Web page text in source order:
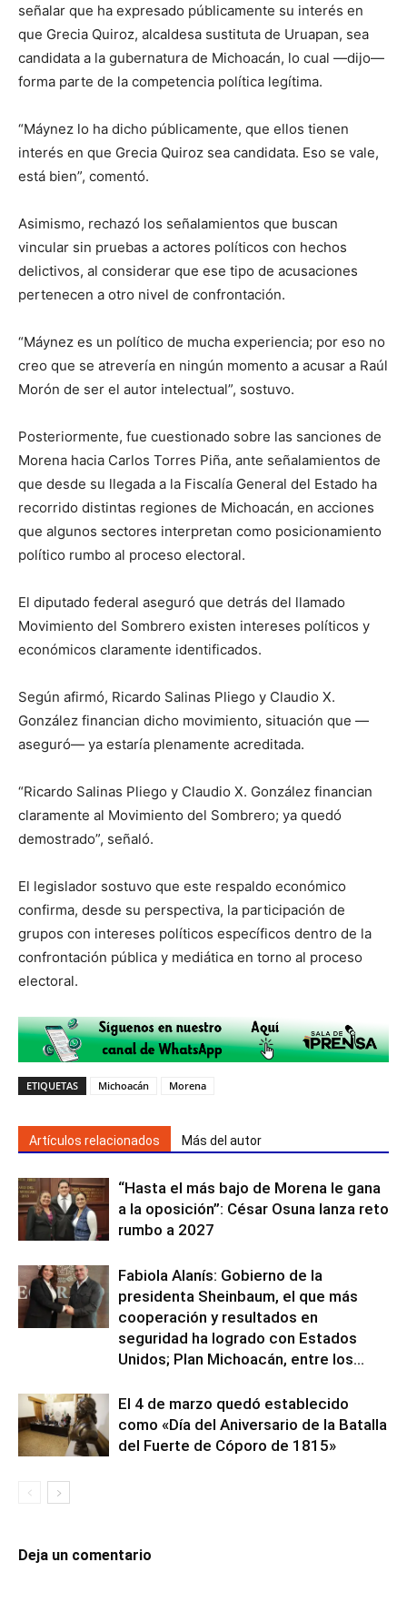
señalar que ha expresado públicamente su interés en
que Grecia Quiroz, alcaldesa sustituta de Uruapan, sea
candidata a la gubernatura de Michoacán, lo cual —dijo—
forma parte de la competencia política legítima.
“Máynez lo ha dicho públicamente, que ellos tienen
interés en que Grecia Quiroz sea candidata. Eso se vale,
está bien”, comentó.
Asimismo, rechazó los señalamientos que buscan
vincular sin pruebas a actores políticos con hechos
delictivos, al considerar que ese tipo de acusaciones
pertenecen a otro nivel de confrontación.
“Máynez es un político de mucha experiencia; por eso no
creo que se atrevería en ningún momento a acusar a Raúl
Morón de ser el autor intelectual”, sostuvo.
Posteriormente, fue cuestionado sobre las sanciones de
Morena hacia Carlos Torres Piña, ante señalamientos de
que desde su llegada a la Fiscalía General del Estado ha
recorrido distintas regiones de Michoacán, en acciones
que algunos sectores interpretan como posicionamiento
político rumbo al proceso electoral.
El diputado federal aseguró que detrás del llamado
Movimiento del Sombrero existen intereses políticos y
económicos claramente identificados.
Según afirmó, Ricardo Salinas Pliego y Claudio X.
González financian dicho movimiento, situación que —
aseguró— ya estaría plenamente acreditada.
“Ricardo Salinas Pliego y Claudio X. González financian
claramente al Movimiento del Sombrero; ya quedó
demostrado”, señaló.
El legislador sostuvo que este respaldo económico
confirma, desde su perspectiva, la participación de
grupos con intereses políticos específicos dentro de la
confrontación pública y mediática en torno al proceso
electoral.
ETIQUETAS Michoacán Morena
Artículos relacionados Más del autor
“Hasta el más bajo de Morena le gana
a la oposición”: César Osuna lanza reto
rumbo a 2027
Fabiola Alanís: Gobierno de la
presidenta Sheinbaum, el que más
cooperación y resultados en
seguridad ha logrado con Estados
Unidos; Plan Michoacán, entre los...
El 4 de marzo quedó establecido
como «Día del Aniversario de la Batalla
del Fuerte de Cóporo de 1815»
Deja un comentario